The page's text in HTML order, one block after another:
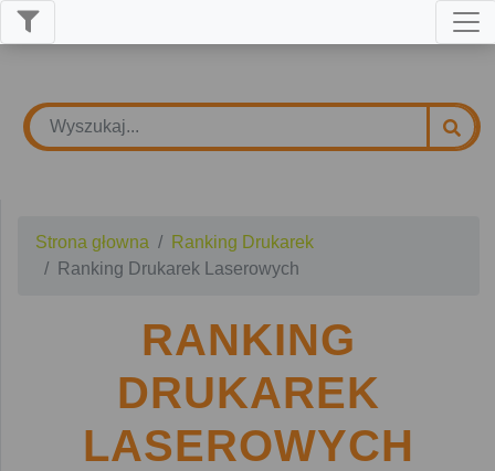
Strona głowna
Ranking Drukarek
Ranking Drukarek Laserowych
RANKING
DRUKAREK
LASEROWYCH